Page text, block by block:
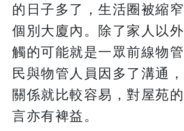
的日子多了，生活圈被縮
個別大廈內。除了家人以
觸的可能就是一眾前線物
民與物管人員因多了溝通
關係就比較容易，對屋苑
言亦有裨益。